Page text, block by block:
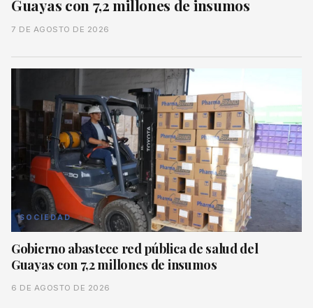
Guayas con 7,2 millones de insumos
7 DE AGOSTO DE 2026
SOCIEDAD
Gobierno abastece red pública de salud del
Guayas con 7,2 millones de insumos
6 DE AGOSTO DE 2026